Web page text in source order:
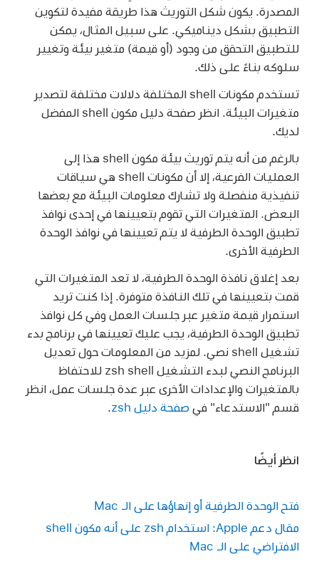
المصدرة. يكون شكل التوريث هذا طريقة مفيدة لتكوين
التطبيق بشكل ديناميكي. على سبيل المثال، يمكن
للتطبيق التحقق من وجود (أو قيمة) متغير بيئة وتغيير
سلوكه بناءً على ذلك.
تستخدم مكونات shell المختلفة دلالات مختلفة لتصدير
متغيرات البيئة. انظر صفحة دليل مكون shell المفضل
لديك.
بالرغم من أنه يتم توريث بيئة مكون shell هذا إلى
العمليات الفرعية، إلا أن مكونات shell هي سياقات
تنفيذية منفصلة ولا تشارك معلومات البيئة مع بعضها
البعض. المتغيرات التي تقوم بتعيينها في إحدى نوافذ
تطبيق الوحدة الطرفية لا يتم تعيينها في نوافذ الوحدة
الطرفية الأخرى.
بعد إغلاق نافذة الوحدة الطرفية، لا تعد المتغيرات التي
قمت بتعيينها في تلك النافذة متوفرة. إذا كنت تريد
استمرار قيمة متغير عبر جلسات العمل وفي كل نوافذ
تطبيق الوحدة الطرفية، يجب عليك تعيينها في برنامج بدء
تشغيل shell نصي. لمزيد من المعلومات حول تعديل
البرنامج النصي لبدء التشغيل zsh shell للاحتفاظ
بالمتغيرات والإعدادات الأخرى عبر عدة جلسات عمل، انظر
قسم "الاستدعاء" في صفحة دليل zsh
انظر أيضًا
فتح الوحدة الطرفية أو إنهاؤها على الـ Mac
مقال دعم Apple: استخدام zsh على أنه مكون shell
الافتراضي على الـ Mac